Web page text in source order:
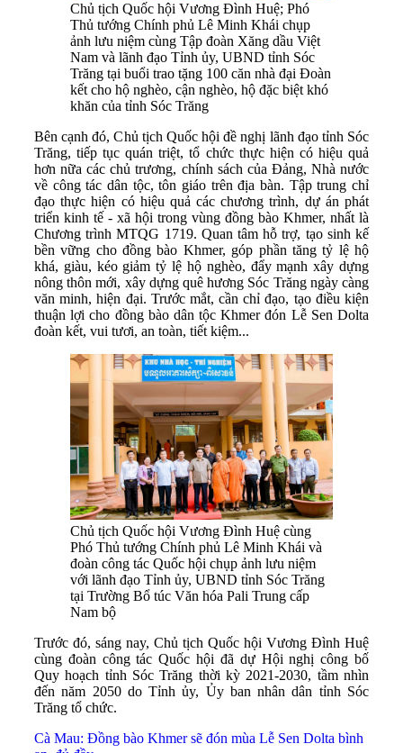
Chủ tịch Quốc hội Vương Đình Huệ; Phó
Thủ tướng Chính phủ Lê Minh Khái chụp
ảnh lưu niệm cùng Tập đoàn Xăng dầu Việt
Nam và lãnh đạo Tỉnh ủy, UBND tỉnh Sóc
Trăng tại buổi trao tặng 100 căn nhà đại Đoàn
kết cho hộ nghèo, cận nghèo, hộ đặc biệt khó
khăn của tỉnh Sóc Trăng
Bên cạnh đó, Chủ tịch Quốc hội đề nghị lãnh đạo tỉnh Sóc
Trăng, tiếp tục quán triệt, tổ chức thực hiện có hiệu quả
hơn nữa các chủ trương, chính sách của Đảng, Nhà nước
về công tác dân tộc, tôn giáo trên địa bàn. Tập trung chỉ
đạo thực hiện có hiệu quả các chương trình, dự án phát
triển kinh tế - xã hội trong vùng đồng bào Khmer, nhất là
Chương trình MTQG 1719. Quan tâm hỗ trợ, tạo sinh kế
bền vững cho đồng bào Khmer, góp phần tăng tỷ lệ hộ
khá, giàu, kéo giảm tỷ lệ hộ nghèo, đẩy mạnh xây dựng
nông thôn mới, xây dựng quê hương Sóc Trăng ngày càng
văn minh, hiện đại. Trước mắt, cần chỉ đạo, tạo điều kiện
thuận lợi cho đồng bào dân tộc Khmer đón Lễ Sen Dolta
đoàn kết, vui tươi, an toàn, tiết kiệm...
Chủ tịch Quốc hội Vương Đình Huệ cùng
Phó Thủ tướng Chính phủ Lê Minh Khái và
đoàn công tác Quốc hội chụp ảnh lưu niệm
với lãnh đạo Tỉnh ủy, UBND tỉnh Sóc Trăng
tại Trường Bổ túc Văn hóa Pali Trung cấp
Nam bộ
Trước đó, sáng nay, Chủ tịch Quốc hội Vương Đình Huệ
cùng đoàn công tác Quốc hội đã dự Hội nghị công bố
Quy hoạch tỉnh Sóc Trăng thời kỳ 2021-2030, tầm nhìn
đến năm 2050 do Tỉnh ủy, Ủy ban nhân dân tỉnh Sóc
Trăng tổ chức.
Cà Mau: Đồng bào Khmer sẽ đón mùa Lễ Sen Dolta bình